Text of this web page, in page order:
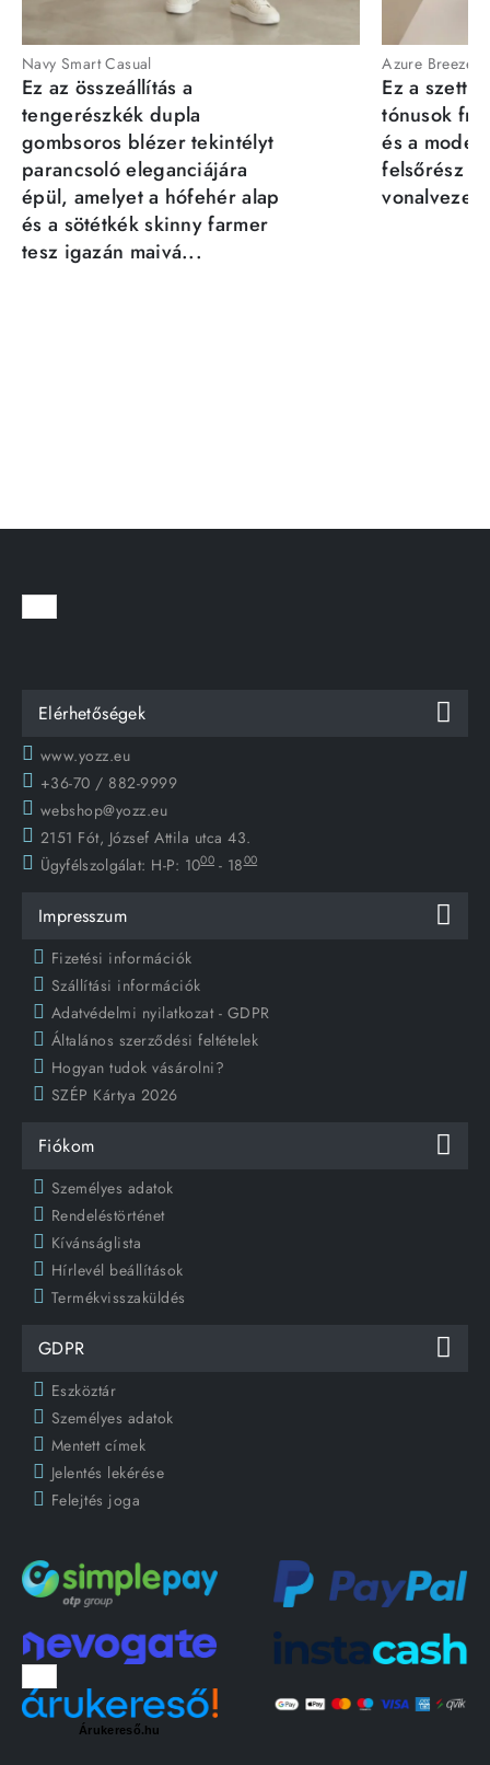
Navy Smart Casual
Ez az összeállítás a
tengerészkék dupla
gombsoros blézer tekintélyt
parancsoló eleganciájára
épül, amelyet a hófehér alap
és a sötétkék skinny farmer
tesz igazán maivá...
Azure Breeze
Ez a szett
tónusok
és a
felsőrész
Elérhetőségek
www.yozz.eu
+36-70 / 882-9999
webshop@yozz.eu
2151 Fót, József Attila utca 43.
Ügyfélszolgálat: H-P: 1000 - 1800
Impresszum
Fizetési információk
Szállítási információk
Adatvédelmi nyilatkozat - GDPR
Általános szerződési feltételek
Hogyan tudok vásárolni?
SZÉP Kártya 2026
Fiókom
Személyes adatok
Rendeléstörténet
Kívánságlista
Hírlevél beállítások
Termékvisszaküldés
GDPR
Eszköztár
Személyes adatok
Mentett címek
Jelentés lekérése
Felejtés joga
Árukereső.hu